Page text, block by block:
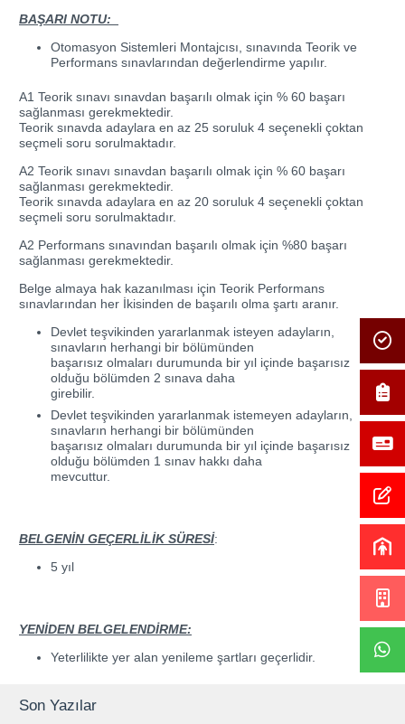
BAŞARI NOTU:
Otomasyon Sistemleri Montajcısı, sınavında Teorik ve
Performans sınavlarından değerlendirme yapılır.
A1 Teorik sınavı sınavdan başarılı olmak için % 60 başarı
sağlanması gerekmektedir.
Teorik sınavda adaylara en az 25 soruluk 4 seçenekli çoktan
seçmeli soru sorulmaktadır.
A2 Teorik sınavı sınavdan başarılı olmak için % 60 başarı
sağlanması gerekmektedir.
Teorik sınavda adaylara en az 20 soruluk 4 seçenekli çoktan
seçmeli soru sorulmaktadır.
A2 Performans sınavından başarılı olmak için %80 başarı
sağlanması gerekmektedir.
Belge almaya hak kazanılması için Teorik Performans
sınavlarından her İkisinden de başarılı olma şartı aranır.
Devlet teşvikinden yararlanmak isteyen adayların,
sınavların herhangi bir bölümünden
başarısız olmaları durumunda bir yıl içinde başarısız
olduğu bölümden 2 sınava daha
girebilir.
Devlet teşvikinden yararlanmak istemeyen adayların,
sınavların herhangi bir bölümünden
başarısız olmaları durumunda bir yıl içinde başarısız
olduğu bölümden 1 sınav hakkı daha
mevcuttur.
BELGENİN GEÇERLİLİK SÜRESİ:
5 yıl
YENİDEN BELGELENDİRME:
Yeterlilikte yer alan yenileme şartları geçerlidir.
Son Yazılar